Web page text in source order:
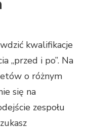
kwalifikacje
„przed i po”. Na
o różnym
się na
zespołu